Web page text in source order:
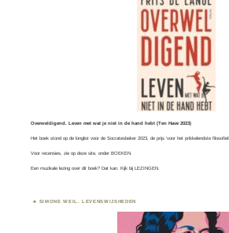
Overweldigend. Leven met wat je niet in de hand hebt (Ten Have 2023)
Het boek stond op de longlist voor deSocratesbeker 2023, de prijs ‘voor het prikkelendste
Voor recensies, zie op deze site, onderBOEKEN
Een muzikale lezing over dit boek? Dat kan. Kijk bijLEZINGEN.
SIMONE WEIL. LEVENSWIJSHEDEN